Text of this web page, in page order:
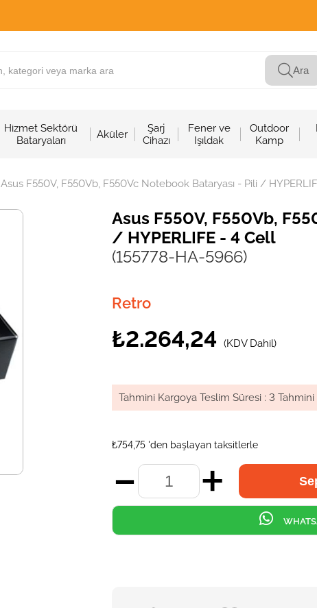
Ara
Hizmet Sektörü
Bataryaları
Aküler
Şarj
Cihazı
Fener ve
Işıldak
Outdoor
Kamp
Asus F550V, F550Vb, F550Vc Notebook Bataryası - Pili /
Asus F550V, F550Vb,
/ HYPERLIFE - 4 Cell
(155778-HA-5966)
Retro
₺2.264,24 (KDV Dahil)
Tahmini Kargoya Teslim Süresi : 3 Tahmini
₺754,75 'den başlayan taksitlerle